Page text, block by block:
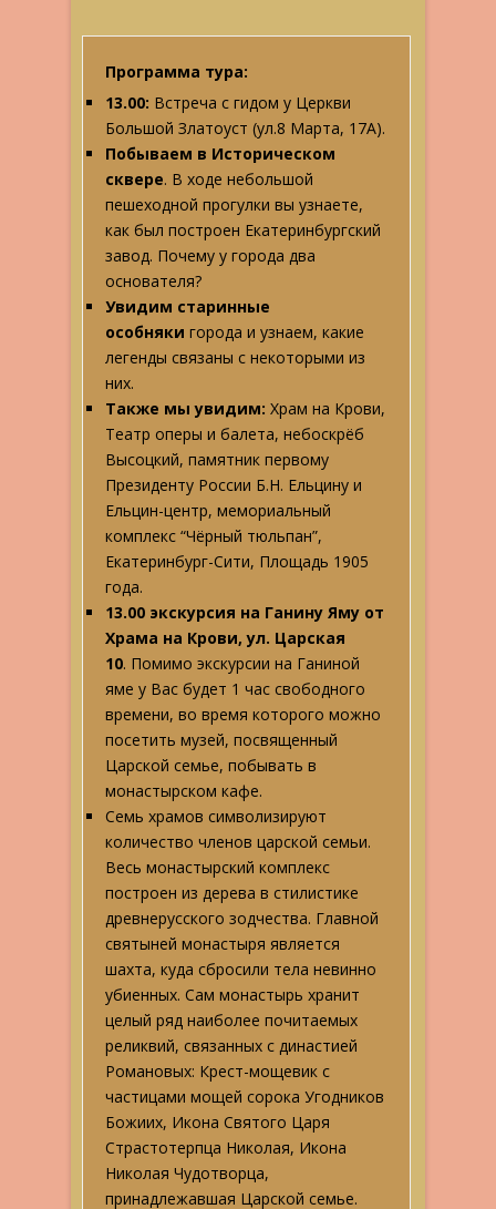
Программа тура:
13.00: Встреча с гидом у Церкви
Большой Златоуст (ул.8 Марта, 17А).
Побываем в Историческом
сквере. В ходе небольшой
пешеходной прогулки вы узнаете,
как был построен Екатеринбургский
завод. Почему у города два
основателя?
Увидим старинные
особняки города и узнаем, какие
легенды связаны с некоторыми из
них.
Также мы увидим: Храм на Крови,
Театр оперы и балета, небоскрёб
Высоцкий, памятник первому
Президенту России Б.Н. Ельцину и
Ельцин-центр, мемориальный
комплекс “Чёрный тюльпан”,
Екатеринбург-Сити, Площадь 1905
года.
13.00 экскурсия на Ганину Яму от
Храма на Крови, ул. Царская
10. Помимо экскурсии на Ганиной
яме у Вас будет 1 час свободного
времени, во время которого можно
посетить музей, посвященный
Царской семье, побывать в
монастырском кафе.
Семь храмов символизируют
количество членов царской семьи.
Весь монастырский комплекс
построен из дерева в стилистике
древнерусского зодчества. Главной
святыней монастыря является
шахта, куда сбросили тела невинно
убиенных. Сам монастырь хранит
целый ряд наиболее почитаемых
реликвий, связанных с династией
Романовых: Крест-мощевик с
частицами мощей сорока Угодников
Божиих, Икона Святого Царя
Страстотерпца Николая, Икона
Николая Чудотворца,
принадлежавшая Царской семье.